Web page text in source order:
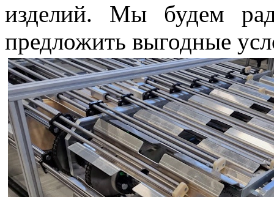
изделий. Мы будем
предложить выгодные